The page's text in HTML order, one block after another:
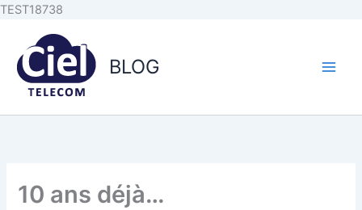
TEST18738
contenu
principal
Aller
contenu
BLOG
10 ans déjà…